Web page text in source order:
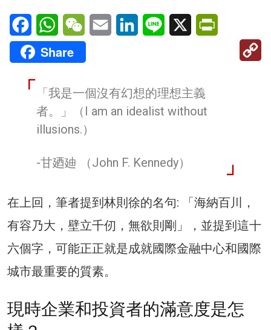
FacebookWhatsAppWeChatEmail LinkedInLine X
Share
「我是一個沒有幻想的理想主義
者。」（I am an idealist without
illusions.）
-甘廼廸 （John F. Kennedy）
在上回，筆者提到林則徐的名句: 「海納百川，
有容乃大，壁立千仞，無欲則剛」，並提到這十
六個字，可能正正就是成就國際金融中心和國際
城市最重要的質素。
現時企業和投資者的滿意度是怎